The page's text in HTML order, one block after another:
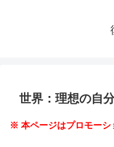
世界：理想の自
※ 本ページはプロモーシ